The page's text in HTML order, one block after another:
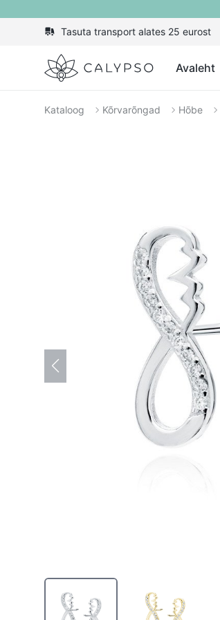
Tasuta transport alates 25 eurost
Calypso Avaleht
Kataloog Kõrvarõngad Hõbe